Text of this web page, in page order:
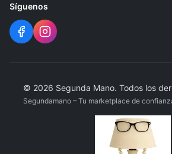
Síguenos
© 2026 Segunda Mano. Todos los
Segundamano – Tu marketplace de